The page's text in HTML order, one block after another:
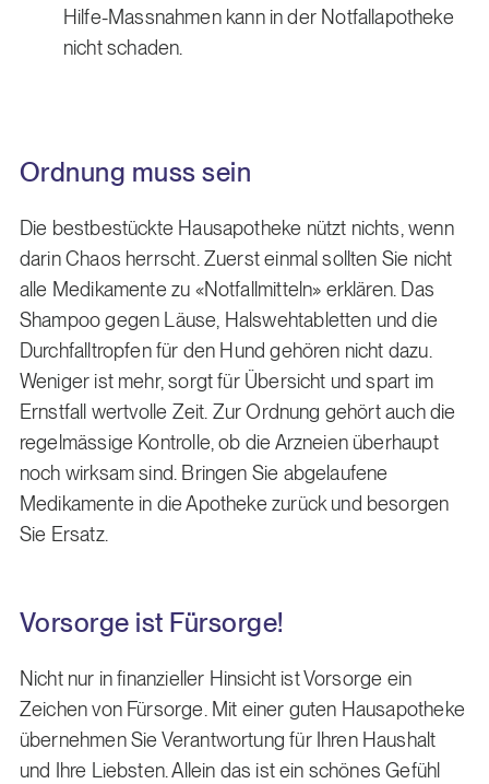
Hilfe-Massnahmen kann in der Notfallapotheke
nicht schaden.
Ordnung muss sein
Die bestbestückte Hausapotheke nützt nichts, wenn
darin Chaos herrscht. Zuerst einmal sollten Sie nicht
alle Medikamente zu «Notfallmitteln» erklären. Das
Shampoo gegen Läuse, Halswehtabletten und die
Durchfalltropfen für den Hund gehören nicht dazu.
Weniger ist mehr, sorgt für Übersicht und spart im
Ernstfall wertvolle Zeit. Zur Ordnung gehört auch die
regelmässige Kontrolle, ob die Arzneien überhaupt
noch wirksam sind. Bringen Sie abgelaufene
Medikamente in die Apotheke zurück und besorgen
Sie Ersatz.
Vorsorge ist Fürsorge!
Nicht nur in finanzieller Hinsicht ist Vorsorge ein
Zeichen von Fürsorge. Mit einer guten Hausapotheke
übernehmen Sie Verantwortung für Ihren Haushalt
und Ihre Liebsten. Allein das ist ein schönes Gefühl